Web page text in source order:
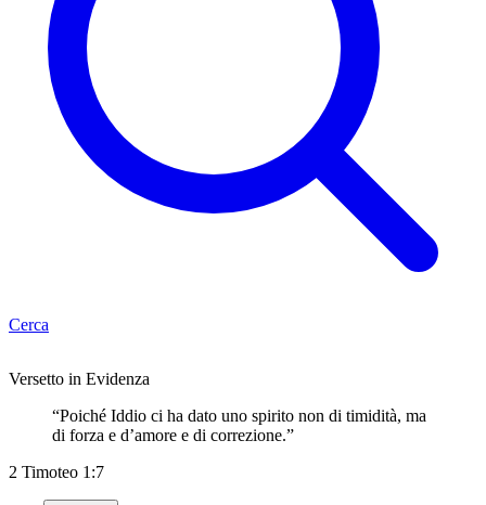
Cerca
Versetto in Evidenza
“Poiché Iddio ci ha dato uno spirito non di timidità, ma
di forza e d’amore e di correzione.”
2 Timoteo 1:7